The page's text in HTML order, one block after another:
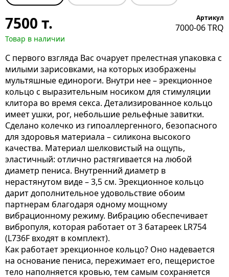
7500 т.
Товар в наличии
Артикул
7000-06 TRQ
С первого взгляда Вас очарует прелестная упаковка с
милыми зарисовками, на которых изображены
мультяшные единороги. Внутри нее – эрекционное
кольцо с выразительным носиком для стимуляции
клитора во время секса. Детализированное кольцо
имеет ушки, рог, небольшие рельефные завитки.
Сделано колечко из гипоаллергенного, безопасного
для здоровья материала – силикона высокого
качества. Материал шелковистый на ощупь,
эластичный: отлично растягивается на любой
диаметр пениса. Внутренний диаметр в
нерастянутом виде – 3,5 см. Эрекционное кольцо
дарит дополнительное удовольствие обоим
партнерам благодаря одному мощному
вибрационному режиму. Вибрацию обеспечивает
вибропуля, которая работает от 3 батареек LR754
(L736F входят в комплект).
Как работает эрекционное кольцо? Оно надевается
на основание пениса, пережимает его, пещеристое
тело наполняется кровью, тем самым сохраняется